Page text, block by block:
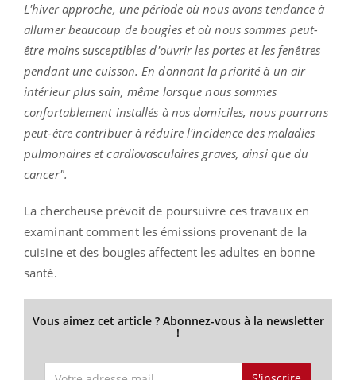
L'hiver approche, une période où nous avons tendance à
allumer beaucoup de bougies et où nous sommes peut-
être moins susceptibles d'ouvrir les portes et les fenêtres
pendant une cuisson. En donnant la priorité à un air
intérieur plus sain, même lorsque nous sommes
confortablement installés à nos domiciles, nous pourrons
peut-être contribuer à réduire l'incidence des maladies
pulmonaires et cardiovasculaires graves, ainsi que du
cancer".
La chercheuse prévoit de poursuivre ces travaux en
examinant comment les émissions provenant de la
cuisine et des bougies affectent les adultes en bonne
santé.
Vous aimez cet article ? Abonnez-vous à la newsletter
!